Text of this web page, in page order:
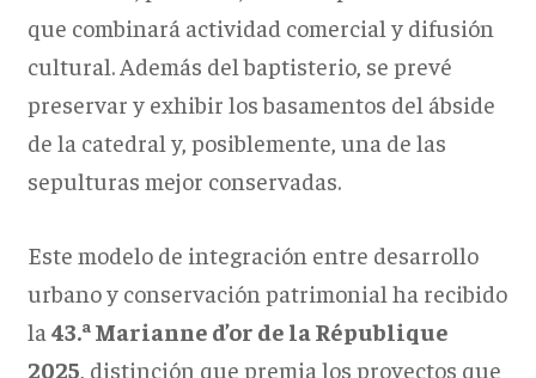
que combinará actividad comercial y difusión
cultural. Además del baptisterio, se prevé
preservar y exhibir los basamentos del ábside
de la catedral y, posiblemente, una de las
sepulturas mejor conservadas.
Este modelo de integración entre desarrollo
urbano y conservación patrimonial ha recibido
la 43.ª Marianne d’or de la République
2025 , distinción que premia los proyectos que